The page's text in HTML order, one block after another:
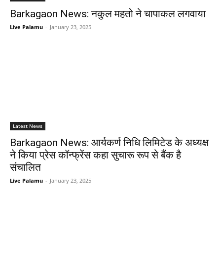
Barkagaon News: नकुल महतो ने चापाकल लगवाया
Live Palamu - January 23, 2025
Latest News
Barkagaon News: आर्यकर्ण निधि लिमिटेड के अध्यक्ष
ने किया प्रेस कॉन्फ्रेंस कहा सुचारू रूप से बैंक है
संचालित
Live Palamu - January 23, 2025